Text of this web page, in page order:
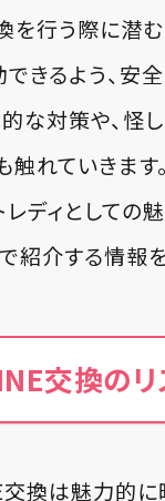
を行う際に潜
できるよう、
な対策や、怪
れていきます。
ディとしての
紹介する情報
交換の
交換は魅力的